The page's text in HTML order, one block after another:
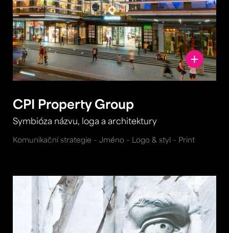
CPI Property Group
Symbióza názvu, loga a architektury
Komunikační strategie – Jméno – Logo & styl – Print